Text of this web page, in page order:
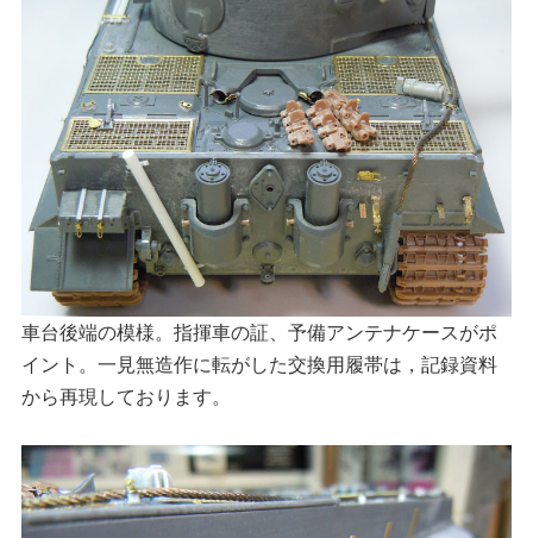
車台後端の模様。指揮車の証、予備アンテナケースがポ
イント。一見無造作に転がした交換用履帯は，記録資料
から再現しております。